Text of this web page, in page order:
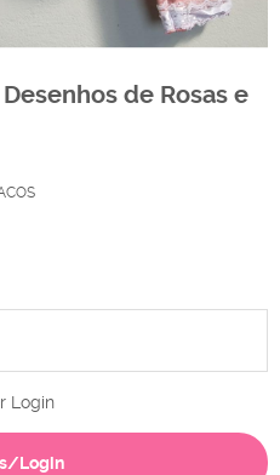
de Rosas e
Login
Login